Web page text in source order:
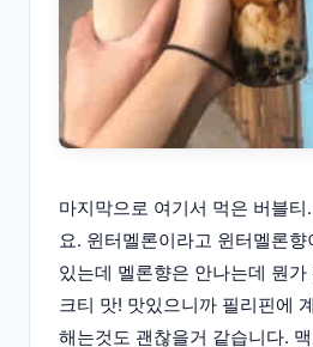
마지막으로 여기서 먹은 버블
요. 윈터멜론이라고 윈터멜론
있는데 멜론향은 안나는데 뭔
크티 맛! 맛있으니까 필리핀에
해는것도 괜찮을거 같습니다.